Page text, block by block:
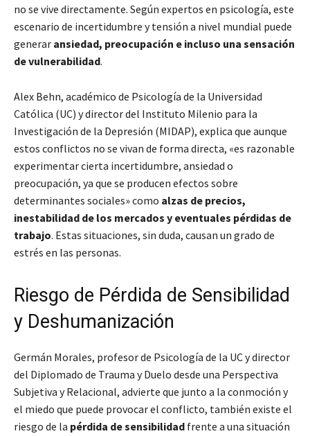
no se vive directamente. Según expertos en psicología, este
escenario de incertidumbre y tensión a nivel mundial puede
generar ansiedad, preocupación e incluso una sensación
de vulnerabilidad.
Alex Behn, académico de Psicología de la Universidad
Católica (UC) y director del Instituto Milenio para la
Investigación de la Depresión (MIDAP), explica que aunque
estos conflictos no se vivan de forma directa, «es razonable
experimentar cierta incertidumbre, ansiedad o
preocupación, ya que se producen efectos sobre
determinantes sociales» como alzas de precios,
inestabilidad de los mercados y eventuales pérdidas de
trabajo. Estas situaciones, sin duda, causan un grado de
estrés en las personas.
Riesgo de Pérdida de Sensibilidad
y Deshumanización
Germán Morales, profesor de Psicología de la UC y director
del Diplomado de Trauma y Duelo desde una Perspectiva
Subjetiva y Relacional, advierte que junto a la conmoción y
el miedo que puede provocar el conflicto, también existe el
riesgo de la pérdida de sensibilidad frente a una situación